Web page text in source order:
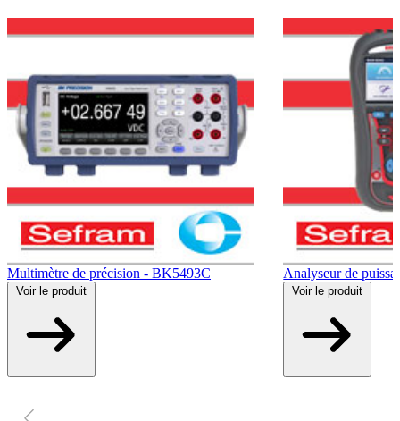
Multimètre de précision - BK5493C
Voir le produit
Analyseur de
Voir le produit